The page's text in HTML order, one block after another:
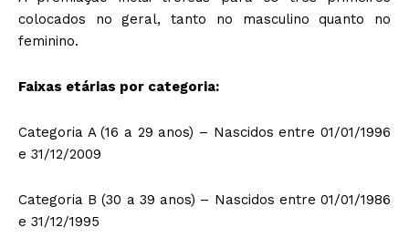
colocados no geral, tanto no masculino quanto no
feminino.
Faixas etárias por categoria:
Categoria A (16 a 29 anos) – Nascidos entre 01/01/1996
e 31/12/2009
Categoria B (30 a 39 anos) – Nascidos entre 01/01/1986
e 31/12/1995